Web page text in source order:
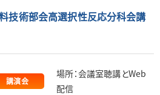
技術部会高選択性反応分科会講
講演会
場所：会議室聴講とWeb
配信